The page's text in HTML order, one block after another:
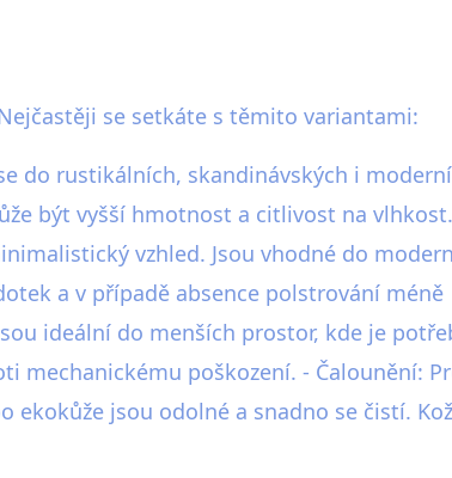
se setkáte s těmito variantami:
do rustikálních, skandinávských i
být vyšší hmotnost a citlivost na
vzhled. Jsou vhodné do
a v případě absence polstrování méně
ideální do menších prostor, kde je
mechanickému poškození. - Čalounění:
jsou odolné a snadno se čistí.